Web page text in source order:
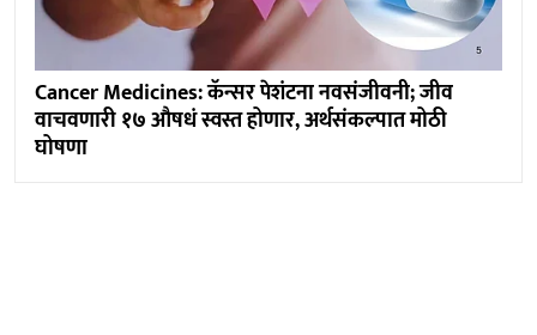
Cancer Medicines: कॅन्सर पेशंटना नवसंजीवनी; जीव
वाचवणारी १७ औषधं स्वस्त होणार, अर्थसंकल्पात मोठी
घोषणा